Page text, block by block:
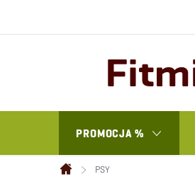
PROMOCJA %
Home
PSY